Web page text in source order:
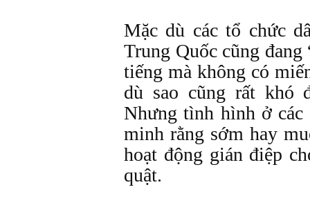
Mặc dù các tổ chức
Trung Quốc cũng đang
tiếng mà không có
dù sao cũng rất khó
Nhưng tình hình ở
minh rằng sớm hay
hoạt động gián điệp
quật.